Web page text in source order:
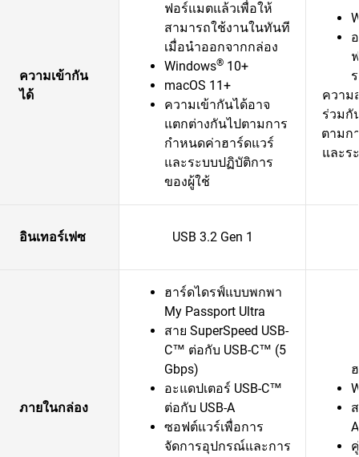
ความเข้ากัน
ได้
ฟอร์แมตแล้วเพื่อให้
สามารถใช้งานในทันที
เมื่อนำออกจากกล่อง
Windows® 10+
macOS 11+
ความเข้ากันได้อาจ
แตกต่างกันไปตามการ
กำหนดค่าฮาร์ดแวร์
และระบบปฏิบัติการ
ของผู้ใช้
ความ
ร่วมกั
ตามก
และร
อินเทอร์เฟซ USB 3.2 Gen 1
ภายในกล่อง
ฮาร์ดไดรฟ์แบบพกพา
My Passport Ultra
สาย SuperSpeed USB-
C™ ต่อกับ USB-C™ (5
Gbps)
อะแดปเตอร์ USB-C™
ต่อกับ USB-A
ซอฟต์แวร์เพื่อการ
จัดการอุปกรณ์และการ